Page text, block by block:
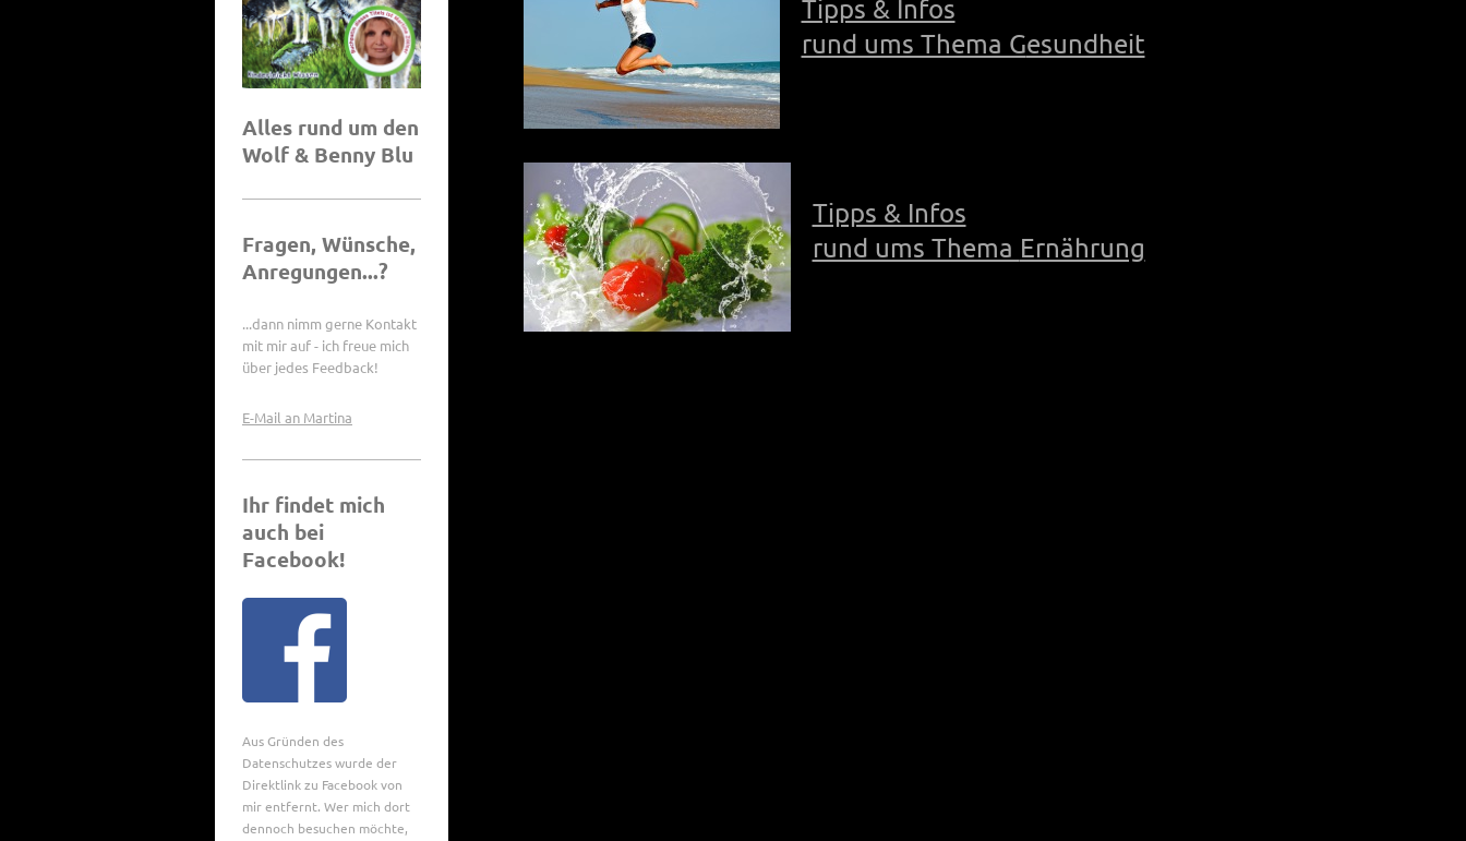
Tipps & Infos
rund ums Thema Gesundheit
Tipps & Infos
rund ums Thema Ernährung
Alles rund um den
Wolf & Benny Blu
Fragen, Wünsche,
Anregungen...?
...dann nimm gerne Kontakt
mit mir auf - ich freue mich
über jedes Feedback!
E-Mail an Martina
Ihr findet mich
auch bei
Facebook!
Aus Gründen des
Datenschutzes wurde der
Direktlink zu Facebook von
mir entfernt. Wer mich dort
dennoch besuchen möchte,